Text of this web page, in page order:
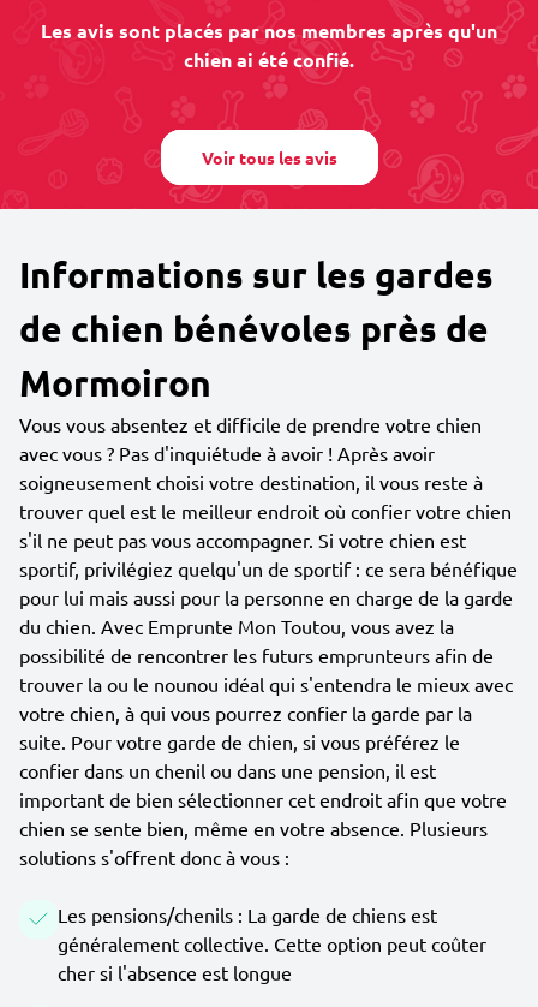
Les avis sont placés par nos membres après qu'un
chien ai été confié.
Voir tous les avis
Informations sur les gardes
de chien bénévoles près de
Mormoiron
Vous vous absentez et difficile de prendre votre chien
avec vous ? Pas d'inquiétude à avoir ! Après avoir
soigneusement choisi votre destination, il vous reste à
trouver quel est le meilleur endroit où confier votre chien
s'il ne peut pas vous accompagner. Si votre chien est
sportif, privilégiez quelqu'un de sportif : ce sera bénéfique
pour lui mais aussi pour la personne en charge de la garde
du chien. Avec Emprunte Mon Toutou, vous avez la
possibilité de rencontrer les futurs emprunteurs afin de
trouver la ou le nounou idéal qui s'entendra le mieux avec
votre chien, à qui vous pourrez confier la garde par la
suite. Pour votre garde de chien, si vous préférez le
confier dans un chenil ou dans une pension, il est
important de bien sélectionner cet endroit afin que votre
chien se sente bien, même en votre absence. Plusieurs
solutions s'offrent donc à vous :
Les pensions/chenils : La garde de chiens est
généralement collective. Cette option peut coûter
cher si l'absence est longue